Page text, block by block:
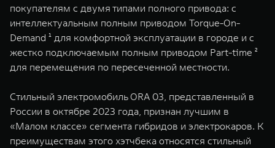
покупателям c двумя типами полного привода: с
интеллектуальным полным приводом Torque-On-
Demand ¹ для комфортной эксплуатации в городе и c
жестко подключаемым полным приводом Part-time ²
для перемещения по пересеченной местности.
Стильный электромобиль ORA 03, представленный в
России в октябре 2023 года, признан лучшим в
«Малом классе» сегмента гибридов и электрокаров. К
преимуществам этого хэтчбека относятся стильный